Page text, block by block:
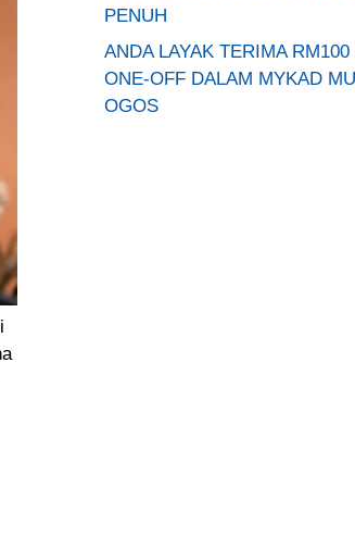
PENUH
ANDA LAYAK TERIMA RM100
ONE-OFF DALAM MYKAD
OGOS